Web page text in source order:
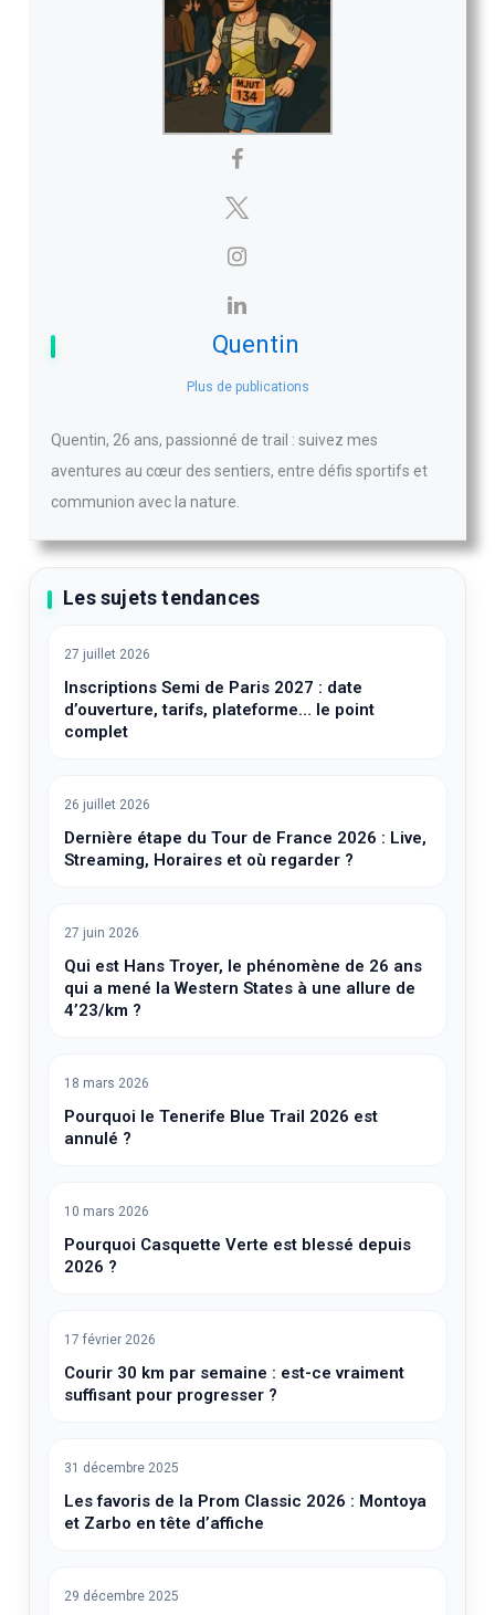
Quentin
Plus de publications
Quentin, 26 ans, passionné de trail : suivez mes
aventures au cœur des sentiers, entre défis sportifs et
communion avec la nature.
Les sujets tendances
27 juillet 2026
Inscriptions Semi de Paris 2027 : date
d’ouverture, tarifs, plateforme… le point
complet
26 juillet 2026
Dernière étape du Tour de France 2026 : Live,
Streaming, Horaires et où regarder ?
27 juin 2026
Qui est Hans Troyer, le phénomène de 26 ans
qui a mené la Western States à une allure de
4’23/km ?
18 mars 2026
Pourquoi le Tenerife Blue Trail 2026 est
annulé ?
10 mars 2026
Pourquoi Casquette Verte est blessé depuis
2026 ?
17 février 2026
Courir 30 km par semaine : est-ce vraiment
suffisant pour progresser ?
31 décembre 2025
Les favoris de la Prom Classic 2026 : Montoya
et Zarbo en tête d’affiche
29 décembre 2025